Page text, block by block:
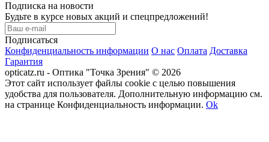
Подписка на новости
Будьте в курсе новых акций и спецпредложений!
Подписаться
Конфиденциальность информации О нас Оплата Доставка
Гарантия
opticatz.ru - Оптика "Точка Зрения" © 2026
Этот сайт использует файлы cookie с целью повышения
удобства для пользователя. Дополнительную информацию см.
на странице Конфиденциальность информации. Ok